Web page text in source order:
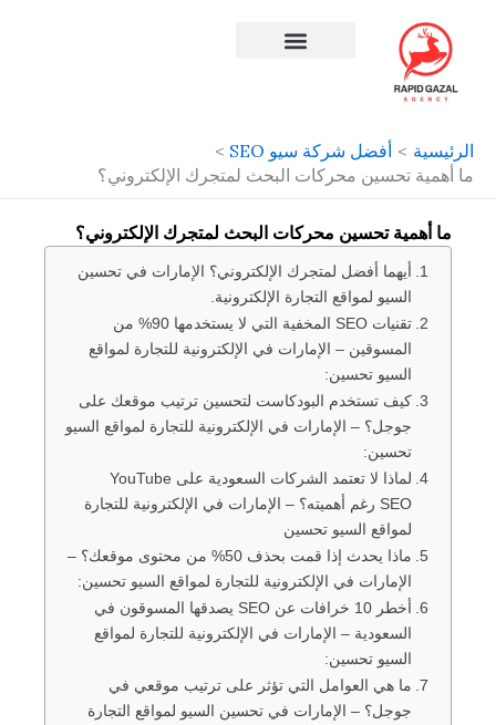
الرئيسية
أفضل شركة سيو SEO
ما أهمية تحسين محركات البحث لمتجرك الإلكتروني؟
ما أهمية تحسين محركات البحث لمتجرك الإلكتروني؟
أيهما أفضل لمتجرك الإلكتروني؟ الإمارات في تحسين
السيو لمواقع التجارة الإلكترونية.
تقنيات SEO المخفية التي لا يستخدمها 90% من
المسوقين – الإمارات في الإلكترونية للتجارة لمواقع
السيو تحسين:
كيف تستخدم البودكاست لتحسين ترتيب موقعك على
جوجل؟ – الإمارات في الإلكترونية للتجارة لمواقع السيو
تحسين:
لماذا لا تعتمد الشركات السعودية على YouTube
SEO رغم أهميته؟ – الإمارات في الإلكترونية للتجارة
لمواقع السيو تحسين
ماذا يحدث إذا قمت بحذف 50% من محتوى موقعك؟ –
الإمارات في الإلكترونية للتجارة لمواقع السيو تحسين:
أخطر 10 خرافات عن SEO يصدقها المسوقون في
السعودية – الإمارات في الإلكترونية للتجارة لمواقع
السيو تحسين:
ما هي العوامل التي تؤثر على ترتيب موقعي في
جوجل؟ – الإمارات في تحسين السيو لمواقع التجارة